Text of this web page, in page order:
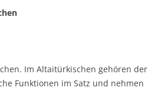
Im Altaitürkischen gehören der
Funktionen im Satz und nehmen